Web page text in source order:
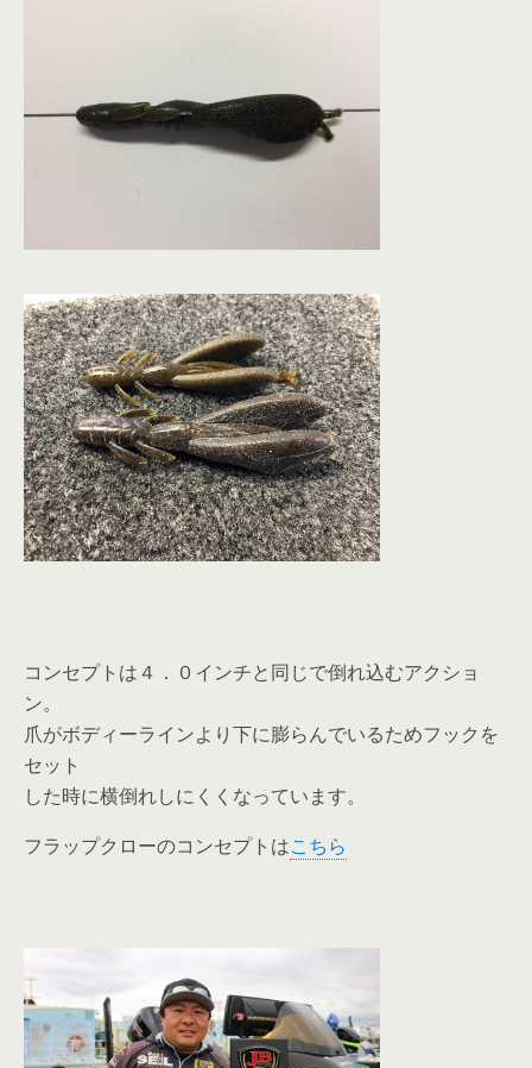
コンセプトは４．０インチと同じで倒れ込むアクショ
ン。
爪がボディーラインより下に膨らんでいるためフックを
セット
した時に横倒れしにくくなっています。
フラップクローのコンセプトはこちら